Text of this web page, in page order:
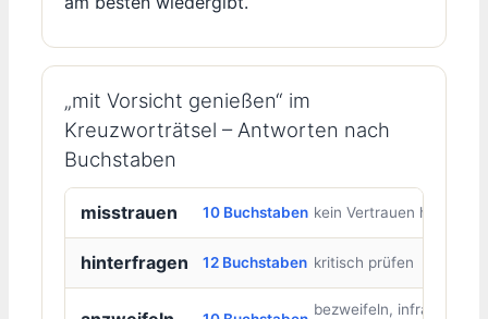
„mit Vorsicht genießen“ im
Kreuzworträtsel – Antworten nach
Buchstaben
misstrauen 10 Buchstaben kein Vertrauen haben
hinterfragen 12 Buchstaben kritisch prüfen
bezweifeln, infrage